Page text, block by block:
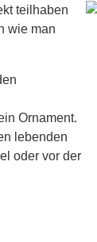
teilhaben
wie man
Ornament.
lebenden
oder vor der